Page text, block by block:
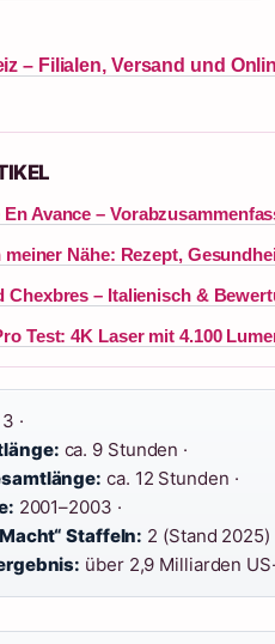
– Filialen, Versand und
Avance –
Nähe: Rezept,
Chexbres – Italienisch &
Test: 4K Laser mit 4.100
3 ·
ca. 9 Stunden ·
ca. 12 Stunden ·
2001–2003 ·
Staffeln: 2 (Stand 2025)
über 2,9 Milliarden